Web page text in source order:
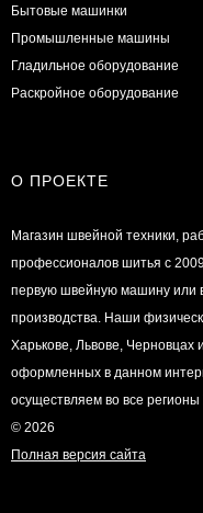
Бытовые машинки
Промышленные машины
Гладильное оборудование
Раскройное оборудование
О ПРОЕКТЕ
Магазин швейной техники,
профессионалов шитья с
первую швейную машину или
производства. Наши
Харькове, Львове, Черновцах
оформленных в данном
осуществляем во все
© 2026
Полная версия сайта